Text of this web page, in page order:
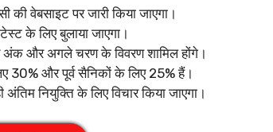
वेबसाइट पर जारी किया जाएगा।
के लिए बुलाया जाएगा।
अंक और अगले चरण के विवरण शामिल होंगे।
30% और पूर्व सैनिकों के लिए 25% हैं।
नियुक्ति के लिए विचार किया जाएगा।